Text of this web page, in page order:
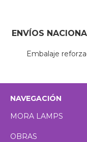
ENVÍOS
Embalaje
NAVEGACIÓN
MORA LAMPS
OBRAS